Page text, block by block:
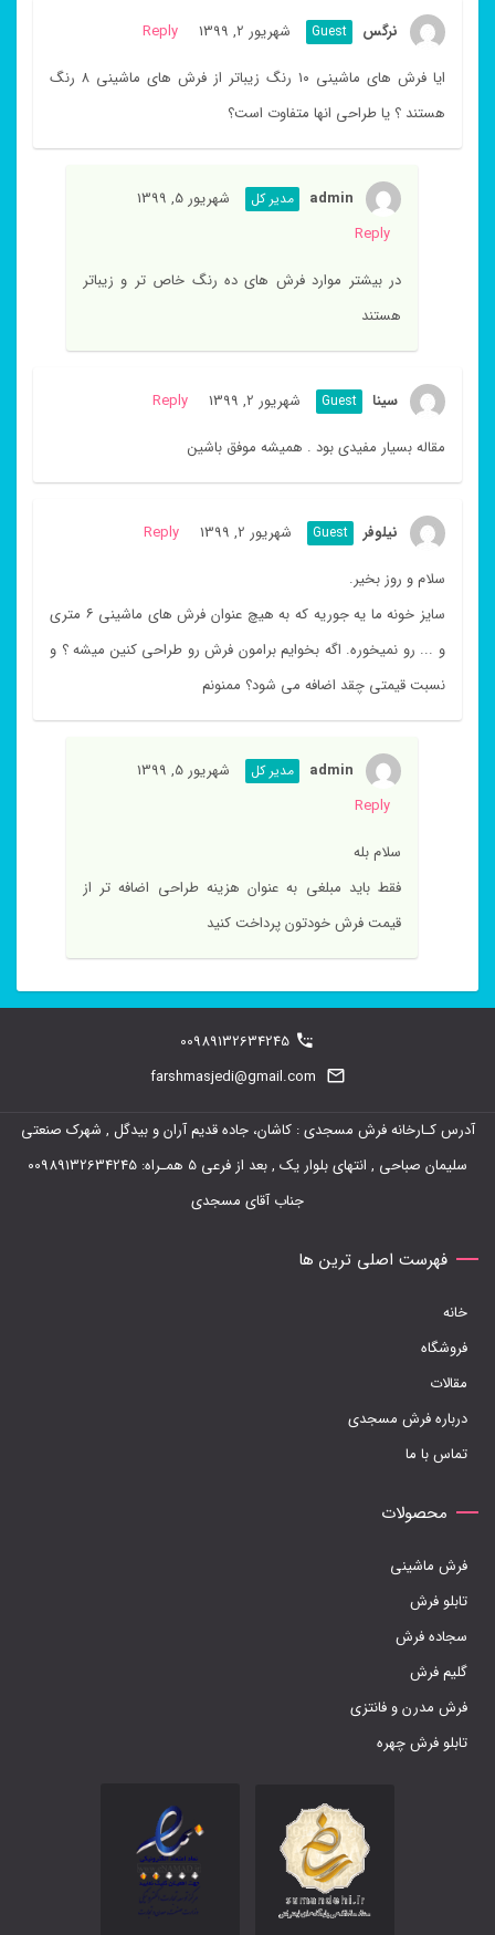
نرگس Guest شهریور 2, 1399 Reply
ایا فرش های ماشینی ۱۰ رنگ زیباتر از فرش های ماشینی ۸ رنگ
هستند ؟ یا طراحی انها متفاوت است؟
admin مدیر کل
شهریور 5, 1399
Reply
در بیشتر موارد فرش های ده رنگ خاص تر و زیباتر
هستند
سینا Guest شهریور 2, 1399 Reply
مقاله بسیار مفیدی بود . همیشه موفق باشین
نیلوفر Guest شهریور 2, 1399 Reply
سلام و روز بخیر.
سایز خونه ما یه جوریه که به هیچ عنوان فرش های ماشینی ۶ متری
و ... رو نمیخوره. اگه بخوایم برامون فرش رو طراحی کنین میشه ؟ و
نسبت قیمتی چقد اضافه می شود؟ ممنونم
admin مدیر کل
شهریور 5, 1399
Reply
سلام بله
فقط باید مبلغی به عنوان هزینه طراحی اضافه تر از
قیمت فرش خودتون پرداخت کنید
00989132634245
farshmasjedi@gmail.com
آدرس کـارخانه فرش مسجدی : کاشان، جاده قدیم آران و بیدگل , شهرک صنعتی
سلیمان صباحی , انتهای بلوار یک , بعد از فرعی 5 همـراه: 00989132634245
جناب آقای مسجدی
فهرست اصلی ترین ها
خانه
فروشگاه
مقالات
درباره فرش مسجدی
تماس با ما
محصولات
فرش ماشینی
تابلو فرش
سجاده فرش
گلیم فرش
فرش مدرن و فانتزی
تابلو فرش چهره